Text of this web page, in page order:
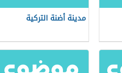
مدينة أضنة التركية